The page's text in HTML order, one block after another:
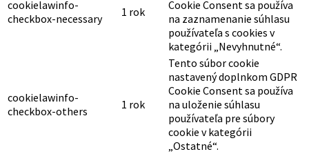
cookielawinfo-
checkbox-necessary
1 rok
Cookie Consent sa používa
na zaznamenanie súhlasu
používateľa s cookies v
kategórii „Nevyhnutné“.
cookielawinfo-
checkbox-others
1 rok
Tento súbor cookie
nastavený doplnkom GDPR
Cookie Consent sa používa
na uloženie súhlasu
používateľa pre súbory
cookie v kategórii
„Ostatné“.